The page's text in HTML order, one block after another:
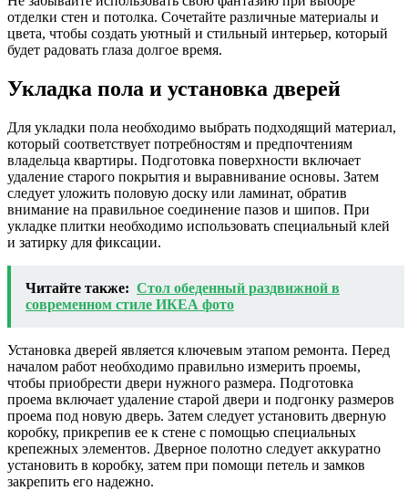
отделки стен и потолка. Сочетайте различные материалы и
цвета, чтобы создать уютный и стильный интерьер, который
будет радовать глаза долгое время.
Укладка пола и установка дверей
Для укладки пола необходимо выбрать подходящий материал,
который соответствует потребностям и предпочтениям
владельца квартиры. Подготовка поверхности включает
удаление старого покрытия и выравнивание основы. Затем
следует уложить половую доску или ламинат, обратив
внимание на правильное соединение пазов и шипов. При
укладке плитки необходимо использовать специальный клей
и затирку для фиксации.
Читайте также: Стол обеденный раздвижной в
современном стиле ИКЕА фото
Установка дверей является ключевым этапом ремонта. Перед
началом работ необходимо правильно измерить проемы,
чтобы приобрести двери нужного размера. Подготовка
проема включает удаление старой двери и подгонку размеров
проема под новую дверь. Затем следует установить дверную
коробку, прикрепив ее к стене с помощью специальных
крепежных элементов. Дверное полотно следует аккуратно
установить в коробку, затем при помощи петель и замков
закрепить его надежно.